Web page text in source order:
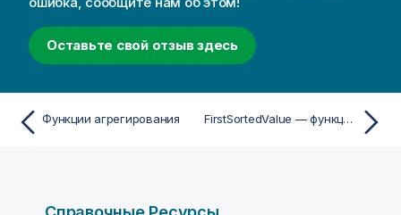
Оставьте свой отзыв здесь
Функции агрегирования FirstSortedValue — функция скрипта